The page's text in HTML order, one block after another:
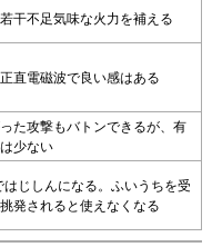
干不足気味な火力を補える
直電磁波で良い感はある
た攻撃もバトンできるが、有
少ない
はじしんになる。ふいうちを受
発されると使えなくなる